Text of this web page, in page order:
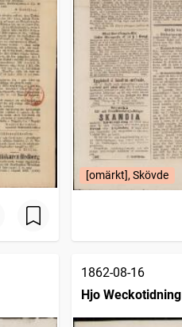
[omärkt], Skövde
1862-08-16
Hjo Weckotidning